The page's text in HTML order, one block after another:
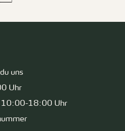
uns
Uhr
10:00-18:00 Uhr